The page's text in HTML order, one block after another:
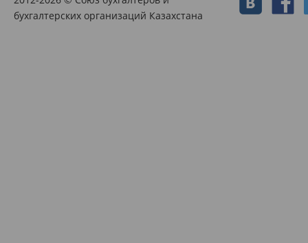
бухгалтерских организаций Казахстана